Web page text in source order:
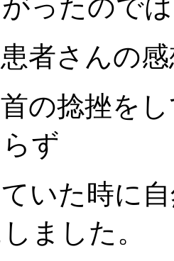
ったので
者さんの
の捻挫を
ず
いた時に
ました。